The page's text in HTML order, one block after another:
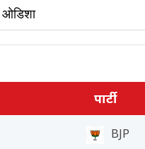
पार्टी
BJP